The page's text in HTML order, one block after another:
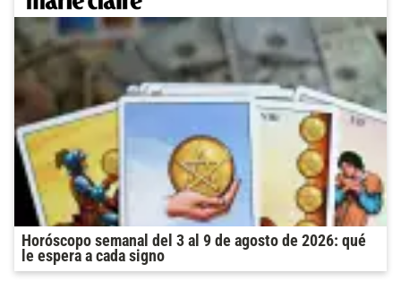
Horóscopo semanal del 3 al 9 de agosto de 2026: qué
le espera a cada signo